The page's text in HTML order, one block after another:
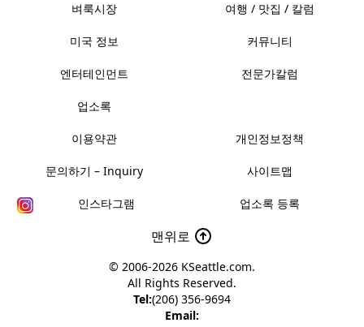
벼룩시장 여행 / 맛집 / 칼럼
미국 정보 커뮤니티
엔터테인먼트 전문가칼럼
업소록
이용약관 개인정보정책
문의하기 – Inquiry 사이트맵
인스타그램 업소록 등록
맨위로
© 2006-2026 KSeattle.com.
All Rights Reserved.
Tel:(206) 356-9694
Email: